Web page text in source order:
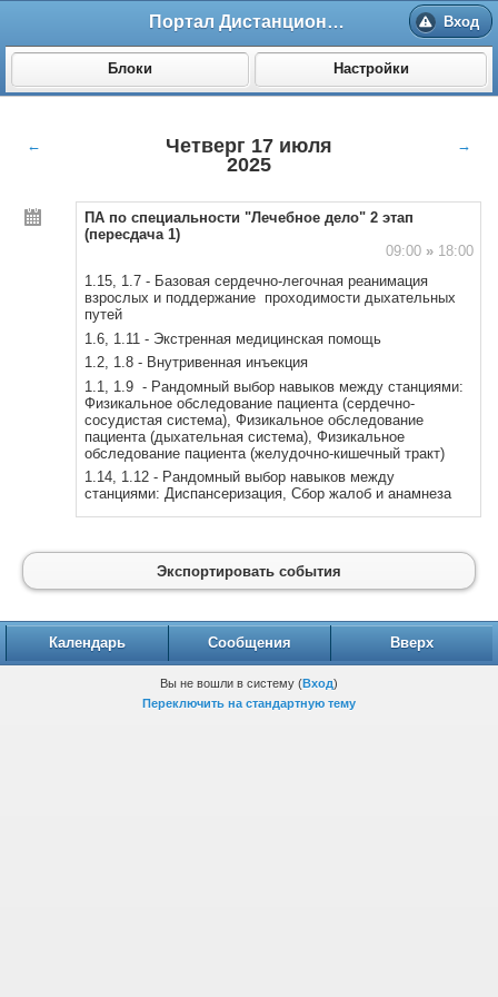
Портал Дистанционного обучения ВолгГМУ Вход
Блоки Настройки
←
Четверг 17 июля
2025
→
ПА по специальности "Лечебное дело" 2 этап
(пересдача 1)
09:00 »18:00
1.15, 1.7 - Базовая сердечно-легочная реанимация
взрослых и поддержание проходимости дыхательных
путей
1.6, 1.11 - Экстренная медицинская помощь
1.2, 1.8 - Внутривенная инъекция
1.1, 1.9 - Рандомный выбор навыков между станциями:
Физикальное обследование пациента (сердечно-
сосудистая система), Физикальное обследование
пациента (дыхательная система), Физикальное
обследование пациента (желудочно-кишечный тракт)
1.14, 1.12 - Рандомный выбор навыков между
станциями: Диспансеризация, Сбор жалоб и анамнеза
Экспортировать события
Календарь Сообщения Вверх
Вы не вошли в систему (Вход)
Переключить на стандартную тему